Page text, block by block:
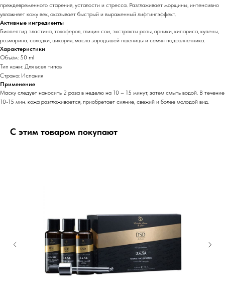
преждевременного старения, усталости и стресса. Разглаживает морщины, интенсивно
увлажняет кожу век, оказывает быстрый и выраженный лифтингэффект.
Активные ингредиенты
Биопептид эластина, токоферол, глицин сои, экстракты розы, арники, кипариса, купены,
розмарина, солодки, цикория, масла зародышей пшеницы и семян подсолнечника.
Характеристики
Объём: 50 ml
Тип кожи: Для всех типов
Страна: Испания
Применение
Маску следует наносить 2 раза в неделю на 10 – 15 минут, затем смыть водой. В течение
10-15 мин. кожа разглаживается, приобретает сияние, свежий и более молодой вид.
С этим товаром покупают